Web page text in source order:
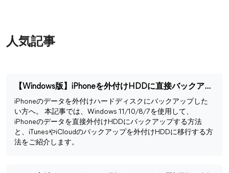
人気記事
【Windows版】iPhoneを外付けHDDに直接バックアップする方法
iPhoneのデータを外付けハードディスクにバックアップした
い方へ。 本記事では、Windows 11/10/8/7を使用して、
iPhoneのデータを直接外付けHDDにバックアップする方法
と、iTunesやiCloudのバックアップを外付けHDDに移行する方
法をご紹介します。